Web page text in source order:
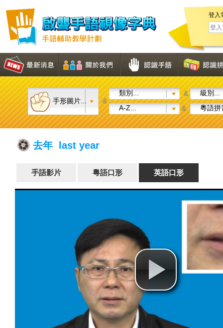
登入
手形圖片... &
類別... &
級別...
A-Z...
& 粵語拼
去年 last year
手語影片 粵語口形 英語口形